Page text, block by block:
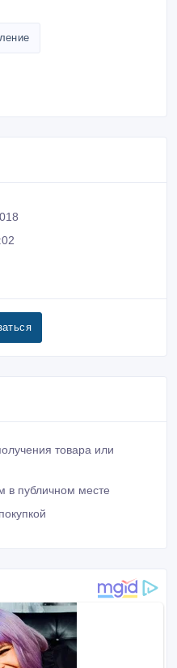
товара или
в публичном месте